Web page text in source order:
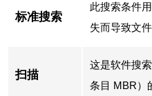
标准搜索
此搜索条件
失而导致文
扫描
这是软件搜
条目 MBR）